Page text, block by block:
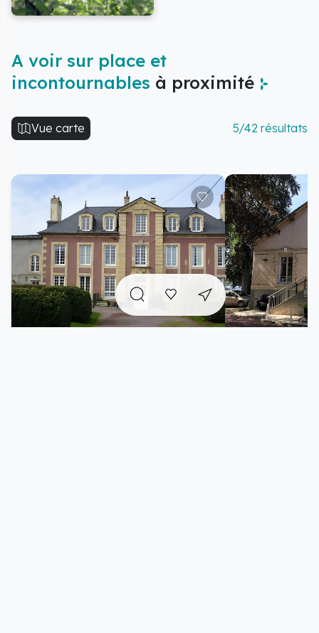
A voir sur place et
incontournables à proximité
Vue carte 5/42 résultats